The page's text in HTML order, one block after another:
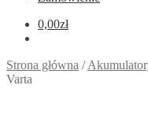
0,00zł
Strona główna /
Varta